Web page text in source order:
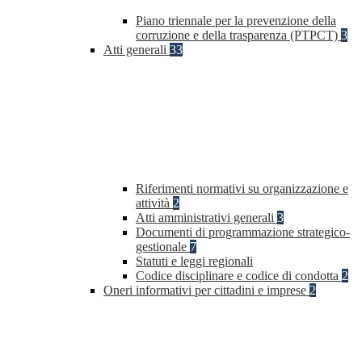
Piano triennale per la prevenzione della
corruzione e della trasparenza (PTPCT) 3
Atti generali 33
Riferimenti normativi su organizzazione e
attività 2
Atti amministrativi generali 3
Documenti di programmazione strategico-
gestionale 7
Statuti e leggi regionali
Codice disciplinare e codice di condotta 2
Oneri informativi per cittadini e imprese 2